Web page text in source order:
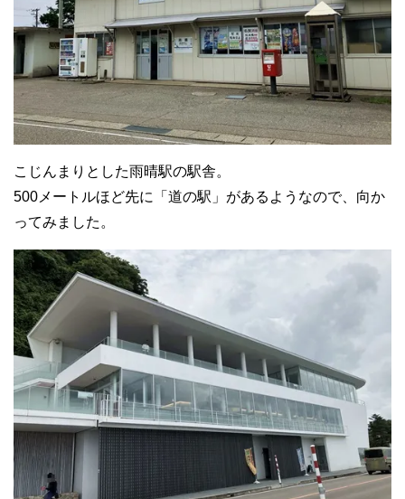
こじんまりとした雨晴駅の駅舎。
500メートルほど先に「道の駅」があるようなので、向か
ってみました。